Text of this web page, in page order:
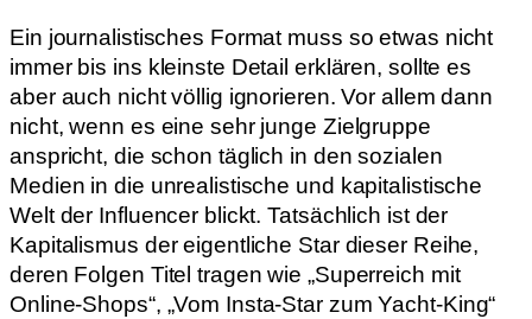
Ein journalistisches Format muss so etwas nicht
immer bis ins kleinste Detail erklären, sollte es
aber auch nicht völlig ignorieren. Vor allem dann
nicht, wenn es eine sehr junge Zielgruppe
anspricht, die schon täglich in den sozialen
Medien in die unrealistische und kapitalistische
Welt der Influencer blickt. Tatsächlich ist der
Kapitalismus der eigentliche Star dieser Reihe,
deren Folgen Titel tragen wie „Superreich mit
Online-Shops“, „Vom Insta-Star zum Yacht-King“